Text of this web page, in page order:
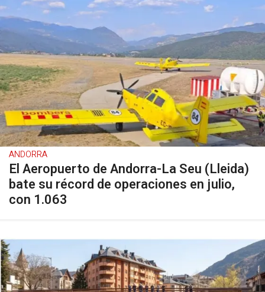
ANDORRA
El Aeropuerto de Andorra-La Seu (Lleida)
bate su récord de operaciones en julio,
con 1.063